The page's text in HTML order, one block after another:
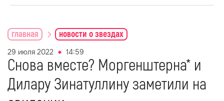
главная новости о звездах
29 июля 2022 14:59
Снова вместе? Моргенштерна* и
Дилару Зинатуллину заметили на